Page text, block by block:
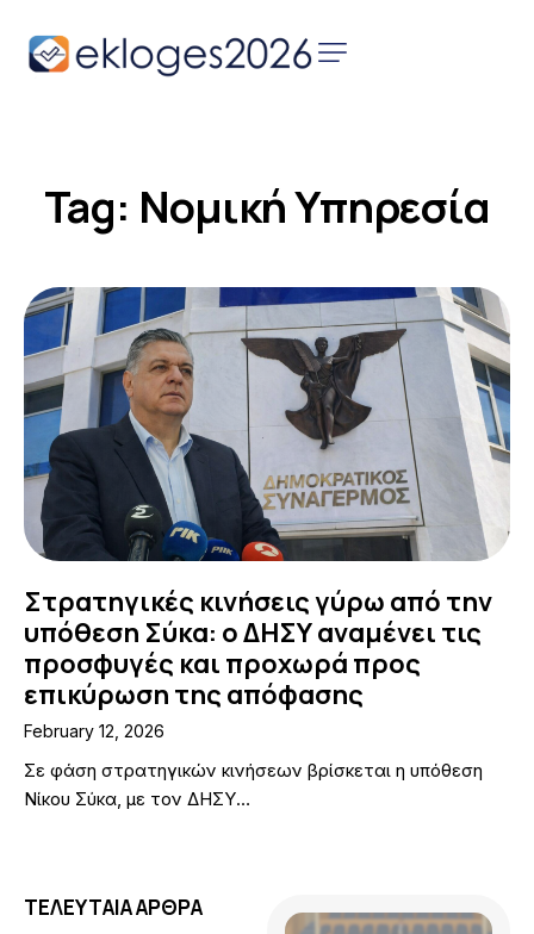
Tag: Νομική Υπηρεσία
Αρχική
Παρουσιάσεις
Υποψηφίων
Podcast Υποψηφίων
Επικοινωνία
Στρατηγικές κινήσεις γύρω από την
υπόθεση Σύκα: ο ΔΗΣΥ αναμένει τις
προσφυγές και προχωρά προς
επικύρωση της απόφασης
February 12, 2026
Σε φάση στρατηγικών κινήσεων βρίσκεται η υπόθεση
Νίκου Σύκα, με τον ΔΗΣΥ…
ΤΕΛΕΥΤΑΙΑ ΑΡΘΡΑ